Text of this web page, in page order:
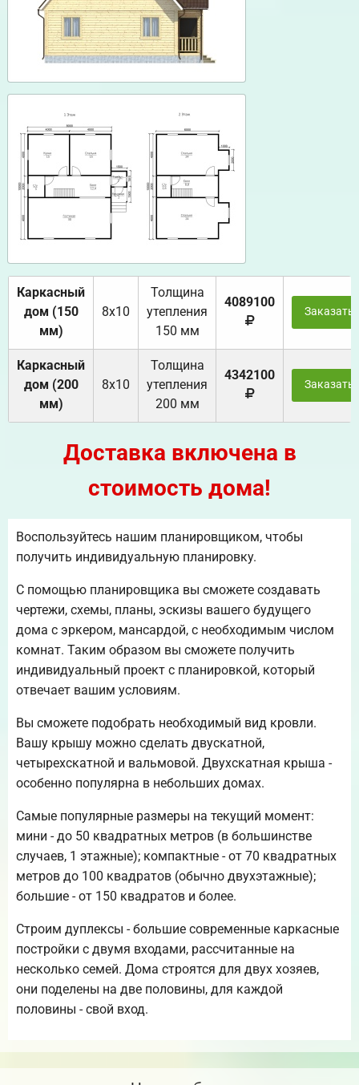
Каркасный
дом (150
мм)
8х10
Толщина
утепления
150 мм
4089100
Заказать
Каркасный
дом (200
мм)
8х10
Толщина
утепления
200 мм
4342100
Заказать
Доставка включена в
стоимость дома!
Воспользуйтесь нашим планировщиком, чтобы
получить индивидуальную планировку.
С помощью планировщика вы сможете создавать
чертежи, схемы, планы, эскизы вашего будущего
дома с эркером, мансардой, с необходимым числом
комнат. Таким образом вы сможете получить
индивидуальный проект с планировкой, который
отвечает вашим условиям.
Вы сможете подобрать необходимый вид кровли.
Вашу крышу можно сделать двускатной,
четырехскатной и вальмовой. Двухскатная крыша -
особенно популярна в небольших домах.
Самые популярные размеры на текущий момент:
мини - до 50 квадратных метров (в большинстве
случаев, 1 этажные); компактные - от 70 квадратных
метров до 100 квадратов (обычно двухэтажные);
большие - от 150 квадратов и более.
Строим дуплексы - большие современные каркасные
постройки с двумя входами, рассчитанные на
несколько семей. Дома строятся для двух хозяев,
они поделены на две половины, для каждой
половины - свой вход.